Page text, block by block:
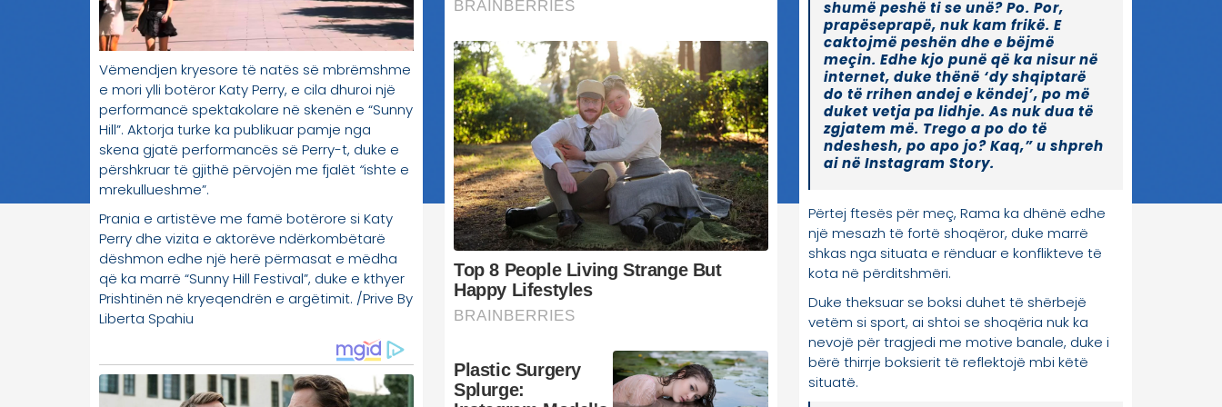
përshkruar të gjithë përvojën me fjalët“ishte e
mrekullueshme”.
Prania e artistëve me famë botërore si Katy
Perry dhe vizita e aktorëve ndërkombëtarë
dëshmon edhe një herë përmasat e mëdha
që ka marrë “Sunny Hill Festival”, duke e kthyer
Prishtinën në kryeqendrën e argëtimit. /Prive By
Liberta Spahiu
Përtej ftesës për meç, Rama ka dhënë edhe
një mesazh të fortë shoqëror, duke marrë
shkas nga situata e rënduar e konflikteve të
kota në përditshmëri.
Duke theksuar se boksi duhet të shërbejë
vetëm si sport, ai shtoi se shoqëria nuk ka
nevojë për tragjedi me motive banale, duke i
situatë.
“Edhe diçka për ata që ia kanë rritur
mendjen: nuk bën që dy shqiptarë të
është sport dhe nuk është ndonjë
temë e madhe, sepse unë me shokët
e mi ushtrojmë bashkë, ndeshemi
bashkë në stërvitje dhe pastaj pimë
kafe bashkë. Në Kosovë po vriten
njerëzit duke u shikuar me sy nëpër